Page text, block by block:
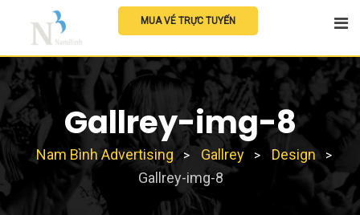
content
MUA VÉ TRỰC TUYẾN
Gallrey-img-8
Nam Bình Advertising > Gallrey > Design >
Gallrey-img-8